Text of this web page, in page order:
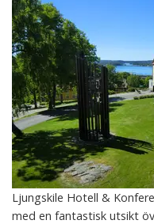
Ljungskile Hotell &
med en fantastisk utsikt